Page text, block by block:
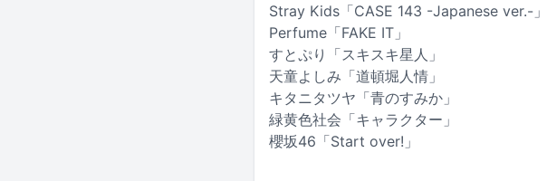
Stray Kids「CASE 143 -Japanese ver.-」
Perfume「FAKE IT」
すとぷり「スキスキ星人」
天童よしみ「道頓堀人情」
キタニタツヤ「青のすみか」
緑黄色社会「キャラクター」
櫻坂46「Start over!」